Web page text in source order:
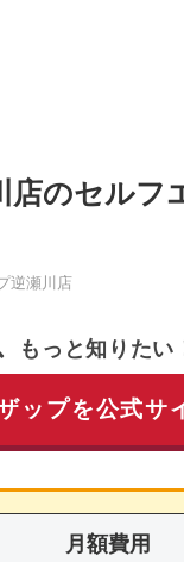
店のセル
逆瀬川店
もっと知りたい
ップを公式サ
月額費用